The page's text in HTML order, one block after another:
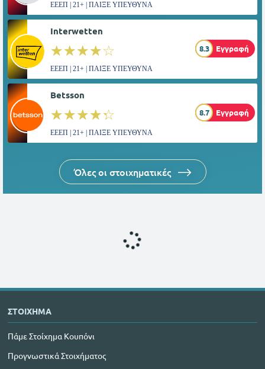
ΕΕΕΠ | 21+ | ΠΑΙΞΕ ΥΠΕΥΘΥΝΑ
Interwetten
☆☆☆☆☆
★★★★★ 8.3 Εγγραφή
ΕΕΕΠ | 21+ | ΠΑΙΞΕ ΥΠΕΥΘΥΝΑ
Betsson
☆☆☆☆☆
★★★★★ 8.7 Εγγραφή
ΕΕΕΠ | 21+ | ΠΑΙΞΕ ΥΠΕΥΘΥΝΑ
Όλες οι στοιχηματικές
ΣΤΟΙΧΗΜΑ
Πάμε Στοίχημα Κουπόνι
Προγνωστικά Στοιχήματος